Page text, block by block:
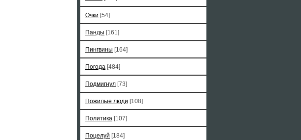
Очки [54]
Панды [161]
Пингвины [164]
Погода [484]
Подмигнул [73]
Пожилые люди [108]
Политика [107]
Поцелуй [184]